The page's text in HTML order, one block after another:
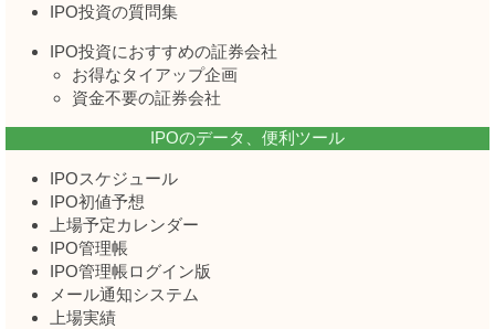
IPO投資の質問集
IPO投資におすすめの証券会社
お得なタイアップ企画
資金不要の証券会社
IPOのデータ、便利ツール
IPOスケジュール
IPO初値予想
上場予定カレンダー
IPO管理帳
IPO管理帳ログイン版
メール通知システム
上場実績